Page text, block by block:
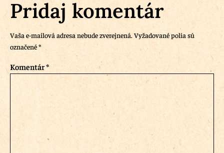
Pridaj komentár
Vaša e-mailová adresa nebude zverejnená. Vyžadované polia sú
označené*
Komentár*